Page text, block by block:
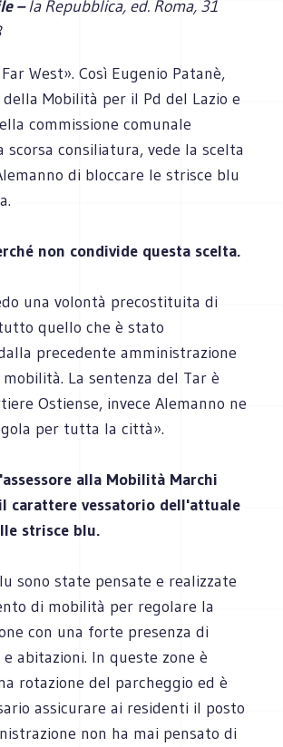
–la Repubblica, ed. Roma, 31
West». Così Eugenio Patanè,
Mobilità per il Pd del Lazio e
commissione comunale
scorsa consiliatura, vede la scelta
di bloccare le strisce blu
non condivide questa scelta.
una volontà precostituita di
quello che è stato
precedente amministrazione
La sentenza del Tar è
Ostiense, invece Alemanno ne
per tutta la città».
alla Mobilità Marchi
carattere vessatorio dell'attuale
strisce blu.
sono state pensate e realizzate
di mobilità per regolare la
con una forte presenza di
abitazioni. In queste zone è
rotazione del parcheggio ed è
assicurare ai residenti il posto
non ha mai pensato di